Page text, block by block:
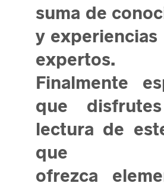
suma de
y
expertos.
Finalmente
que
lectura de
que
ofrezca